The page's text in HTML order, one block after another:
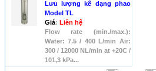
Lưu lượng kế dạng phao
Model TL
Giá: Liên hệ
Flow rate (min./max.):
Water: 7.5 / 400 L/min Air:
300 / 12000 NL/min at +20C /
101,3 kPa...